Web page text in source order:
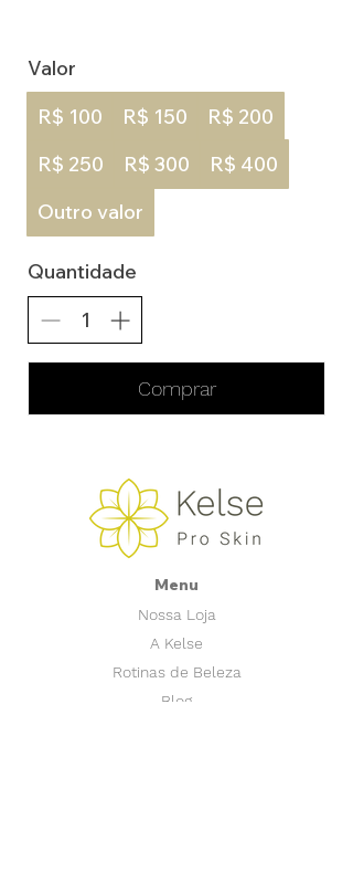
Valor
R$ 100
R$ 150
R$ 200
R$ 250
R$ 300
R$ 400
Outro valor
Quantidade
Comprar
Menu
Nossa Loja
A Kelse
Rotinas de Beleza
Blog